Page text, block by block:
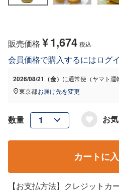
販売価格 ¥1,674 税込
会員価格で購入するにはログ
2026/08/21（金） に通常便（ヤマト運
東京都お届け先を変更
お
カートに
【お支払方法】クレジット